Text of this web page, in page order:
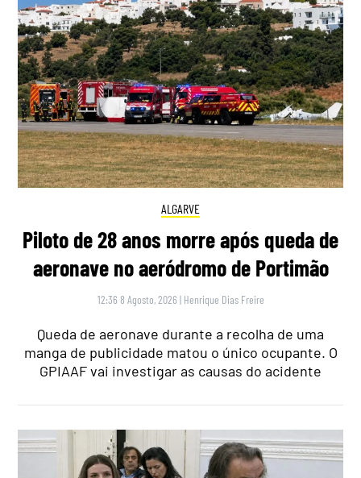
ALGARVE
Piloto de 28 anos morre após queda de
aeronave no aeródromo de Portimão
12:36 8 Agosto, 2026 | Henrique Dias Freire
Queda de aeronave durante a recolha de uma
manga de publicidade matou o único ocupante. O
GPIAAF vai investigar as causas do acidente